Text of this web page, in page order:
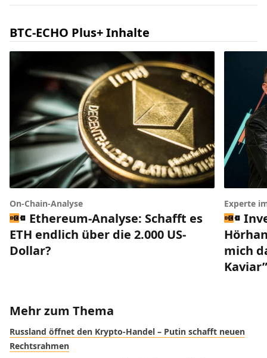
BTC-ECHO Plus+ Inhalte
On-Chain-Analyse
Ethereum-Analyse: Schafft es
ETH endlich über die 2.000 US-
Dollar?
Experte
mich
Kaviar”
Mehr zum Thema
Russland öffnet den Krypto-Handel – Putin schafft neuen
Rechtsrahmen